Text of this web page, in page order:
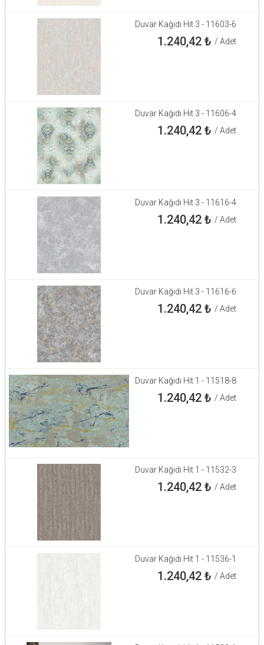
Duvar Kağıdı Hit 3 - 11603-6
1.240,42₺ / Adet
Duvar Kağıdı Hit 3 - 11606-4
1.240,42₺ / Adet
Duvar Kağıdı Hit 3 - 11616-4
1.240,42₺ / Adet
Duvar Kağıdı Hit 3 - 11616-6
1.240,42₺ / Adet
Duvar Kağıdı Hit 1 - 11518-8
1.240,42₺ / Adet
Duvar Kağıdı Hit 1 - 11532-3
1.240,42₺ / Adet
Duvar Kağıdı Hit 1 - 11536-1
1.240,42₺ / Adet